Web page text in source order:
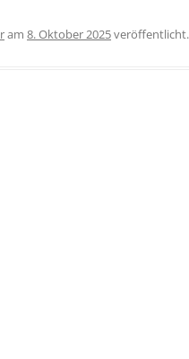
am8. Oktober 2025veröffentlicht.